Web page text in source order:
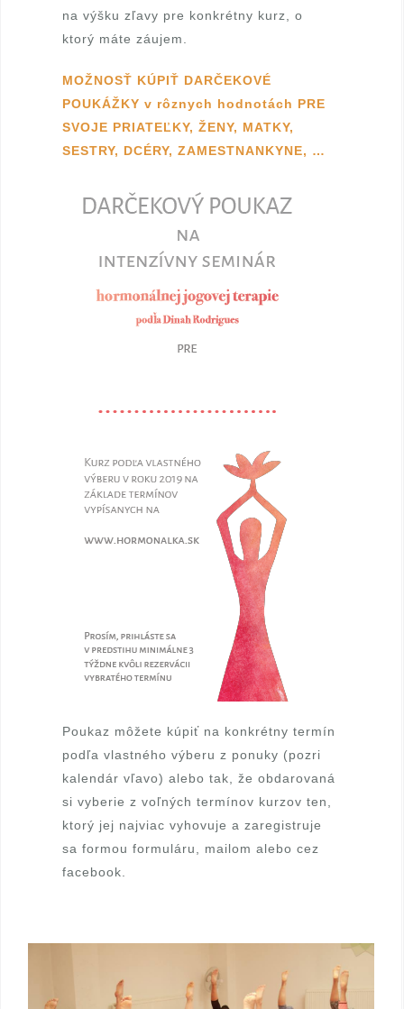
i
k
v
á
o
H
J
na výšku zľavy pre konkrétny kurz, o
ktorý máte záujem.
MOŽNOSŤ KÚPIŤ DARČEKOVÉ
POUKÁŽKY v rôznych hodnotách PRE
SVOJE PRIATEĽKY, ŽENY, MATKY,
SESTRY, DCÉRY, ZAMESTNANKYNE, …
Poukaz môžete kúpiť na konkrétny termín
podľa vlastného výberu z ponuky (pozri
kalendár vľavo) alebo tak, že obdarovaná
si vyberie z voľných termínov kurzov ten,
ktorý jej najviac vyhovuje a zaregistruje
sa formou formuláru,
mailom alebo cez
facebook